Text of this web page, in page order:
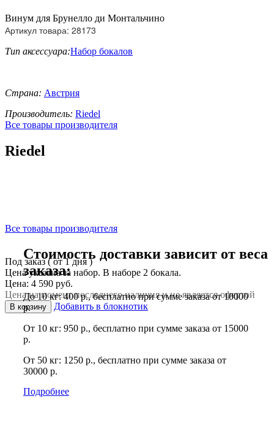
Винум для Брунелло ди Монтальчино
Артикул товара: 28173
Тип аксессуара:Набор бокалов
Страна: Австрия
Производитель: Riedel
Все товары производителя
Riedel
Все товары производителя
Под заказ ( от 1 дня )
Цена указана за набор. В наборе 2 бокала.
Цена: 4 590 руб.
Цена на момент последнего наличия и не является офертой
В корзину Добавить в блокнотик
Стоимость доставки зависит от веса
заказа:
До 10 кг: 400 р., бесплатно при сумме заказа от 10000
р.
От 10 кг: 950 р., бесплатно при сумме заказа от 15000
р.
От 50 кг: 1250 р., бесплатно при сумме заказа от
30000 р.
Подробнее